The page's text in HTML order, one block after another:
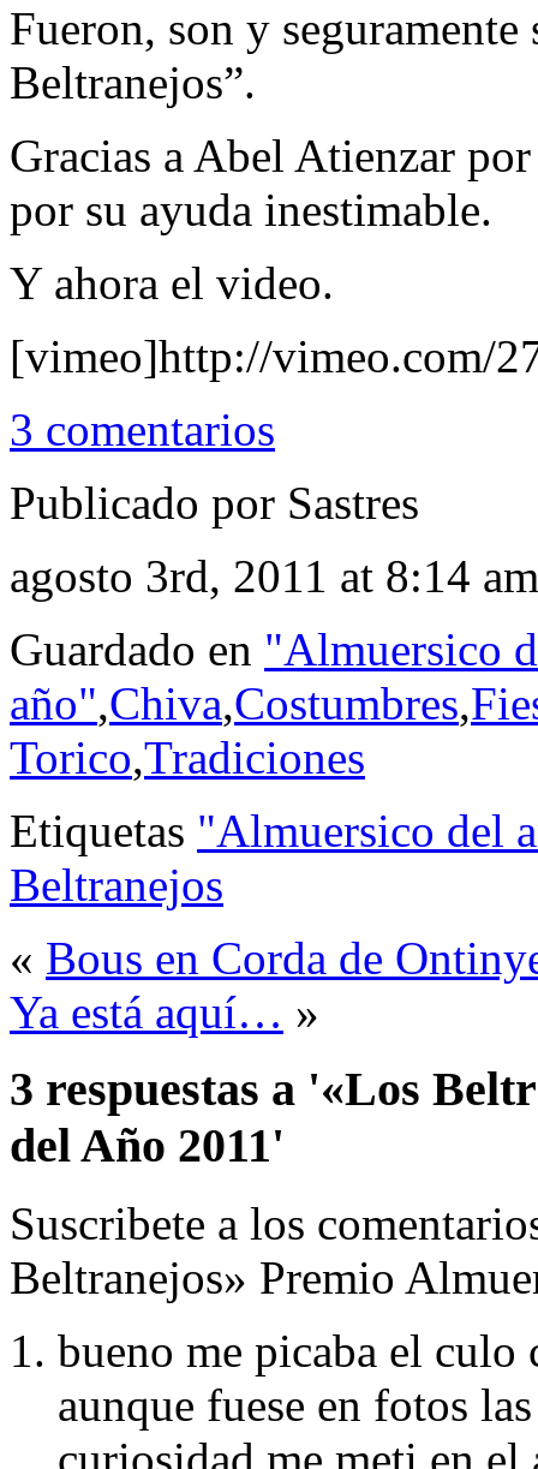
Fueron, son y
Beltranejos”.
Gracias a Abel Atienzar
por su ayuda inestimable.
Y ahora el video.
[vimeo]http://vimeo.com/
3 comentarios
Publicado por Sastres
agosto 3rd, 2011 at 8:14 am
Guardado en "Almuersico
año",Chiva,Costumbres,
Torico,Tradiciones
Etiquetas "Almuersico del
Beltranejos
« Bous en Corda de
Ya está aquí… »
3 respuestas a '«Los
del Año 2011'
Suscribete a los
Beltranejos» Premio
bueno me picaba el culo
aunque fuese en fotos